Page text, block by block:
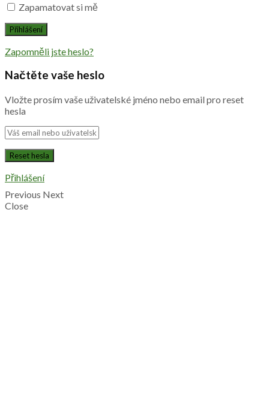
Zapamatovat si mě
Zapomněli jste heslo?
Načtěte vaše heslo
Vložte prosím vaše uživatelské jméno nebo email pro reset
hesla
Přihlášení
Previous Next
Close